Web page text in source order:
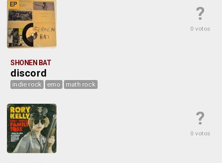
?
0 votos
EP
SHONEN BAT
discord
indie rock emo math rock
?
0 votos